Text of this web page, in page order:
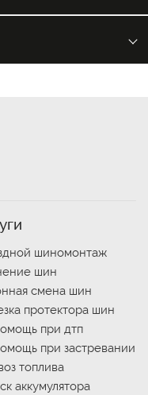
шиномонтаж
шин
смена шин
протектора шин
при дтп
при застревании
топлива
аккумулятора